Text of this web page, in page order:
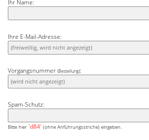
Ihr Name:
Ihre E-Mail-Adresse:
Vorgangsnummer (Bestellung):
Spam-Schutz:
Bitte hier 'd84' (ohne Anführungsstriche) eingeben.